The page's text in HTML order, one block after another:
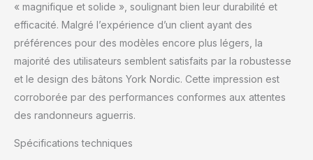
« magnifique et solide », soulignant bien leur durabilité et
efficacité. Malgré l’expérience d’un client ayant des
préférences pour des modèles encore plus légers, la
majorité des utilisateurs semblent satisfaits par la robustesse
et le design des bâtons York Nordic. Cette impression est
corroborée par des performances conformes aux attentes
des randonneurs aguerris.
Spécifications techniques